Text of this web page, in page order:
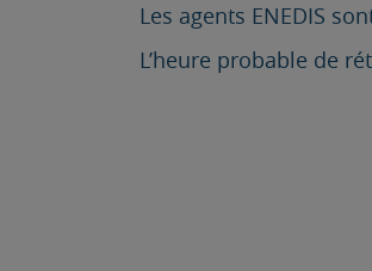
Les agents ENEDIS
L’heure probable de